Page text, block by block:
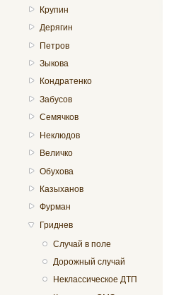
Крупин
Дерягин
Петров
Зыкова
Кондратенко
Забусов
Семячков
Неклюдов
Величко
Обухова
Казыханов
Фурман
Гриднев
Случай в поле
Дорожный случай
Неклассическое ДТП